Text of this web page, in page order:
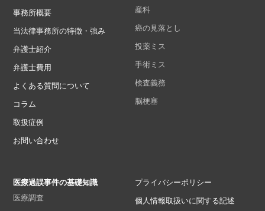
事務所概要
当法律事務所の特徴・強み
弁護士紹介
弁護士費用
よくある質問について
コラム
取扱症例
お問い合わせ
産科
癌の見落とし
投薬ミス
手術ミス
検査義務
脳梗塞
医療過誤事件の基礎知識
医療調査
プライバシーポリシー
個人情報取扱いに関する記述